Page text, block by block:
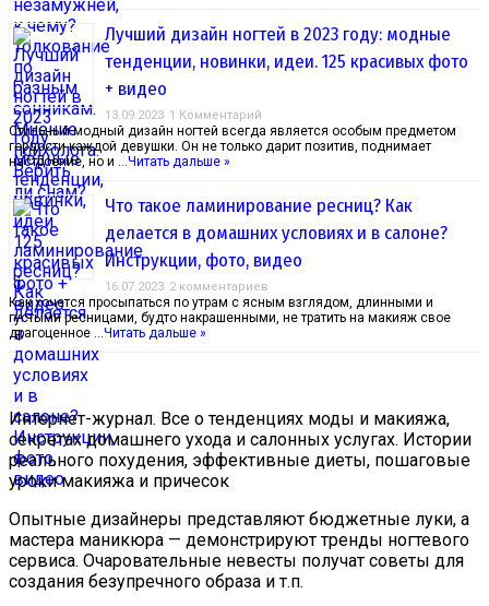
Лучший дизайн ногтей в 2023 году: модные
тенденции, новинки, идеи. 125 красивых фото
+ видео
13.09.2023 1 Комментарий
Стильный модный дизайн ногтей всегда является особым предметом
гордости каждой девушки. Он не только дарит позитив, поднимает
настроение, но и …Читать дальше »
Что такое ламинирование ресниц? Как
делается в домашних условиях и в салоне?
Инструкции, фото, видео
16.07.2023 2 комментариев
Как хочется просыпаться по утрам с ясным взглядом, длинными и
густыми ресницами, будто накрашенными, не тратить на макияж свое
драгоценное …Читать дальше »
Интернет-журнал. Все о тенденциях моды и макияжа,
секретах домашнего ухода и салонных услугах. Истории
реального похудения, эффективные диеты, пошаговые
уроки макияжа и причесок
Опытные дизайнеры представляют бюджетные луки, а
мастера маникюра — демонстрируют тренды ногтевого
сервиса. Очаровательные невесты получат советы для
создания безупречного образа и т.п.